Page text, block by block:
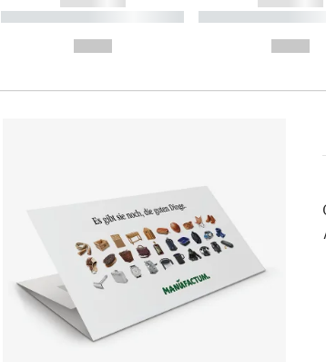
----------- ----------- ----------
-----------